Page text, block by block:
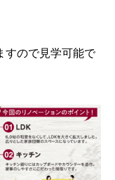
すので見学可能で